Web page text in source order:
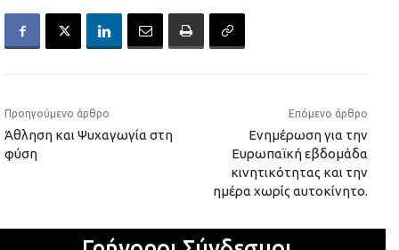
Προηγούμενο άρθρο
Άθληση και Ψυχαγωγία στη
φύση
Επόμενο άρθρο
Ενημέρωση για την
Ευρωπαϊκή εβδομάδα
κινητικότητας και την
ημέρα χωρίς αυτοκίνητο.